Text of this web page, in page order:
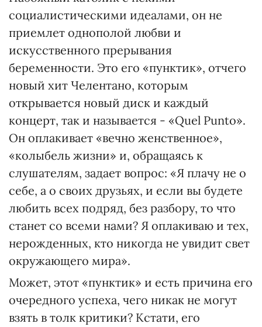
социалистическими идеалами, он не
приемлет однополой любви и
искусственного прерывания
беременности. Это его «пунктик», отчего
новый хит Челентано, которым
открывается новый диск и каждый
концерт, так и называется - «Quel Punto».
Он оплакивает «вечно женственное»,
«колыбель жизни» и, обращаясь к
слушателям, задает вопрос: «Я плачу не о
себе, а о своих друзьях, и если вы будете
любить всех подряд, без разбору, то что
станет со всеми нами? Я оплакиваю и тех,
нерожденных, кто никогда не увидит свет
окружающего мира».
Может, этот «пунктик» и есть причина его
очередного успеха, чего никак не могут
взять в толк критики? Кстати, его